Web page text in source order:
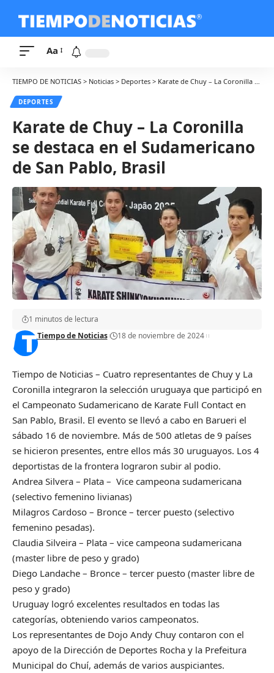
Aa
TIEMPO DE NOTICIAS > Noticias > Deportes > Karate de Chuy – La Coronilla se destaca en el Sudamericano de San Pablo, Brasil
DEPORTES
Karate de Chuy – La Coronilla
se destaca en el Sudamericano
de San Pablo, Brasil
Tiempo de Noticias 18 de noviembre de 2024
1 minutos de lectura
Tiempo de Noticias – Cuatro representantes de Chuy y La
Coronilla integraron la selección uruguaya que participó en
el Campeonato Sudamericano de Karate Full Contact en
San Pablo, Brasil. El evento se llevó a cabo en Barueri el
sábado 16 de noviembre. Más de 500 atletas de 9 países
se hicieron presentes, entre ellos más 30 uruguayos. Los 4
deportistas de la frontera lograron subir al podio.
Andrea Silvera – Plata – Vice campeona sudamericana
(selectivo femenino livianas)
Milagros Cardoso – Bronce – tercer puesto (selectivo
femenino pesadas).
Claudia Silveira – Plata – vice campeona sudamericana
(master libre de peso y grado)
Diego Landache – Bronce – tercer puesto (master libre de
peso y grado)
Uruguay logró excelentes resultados en todas las
categorías, obteniendo varios campeonatos.
Los representantes de Dojo Andy Chuy contaron con el
apoyo de la Dirección de Deportes Rocha y la Prefeitura
Municipal do Chuí, además de varios auspiciantes.